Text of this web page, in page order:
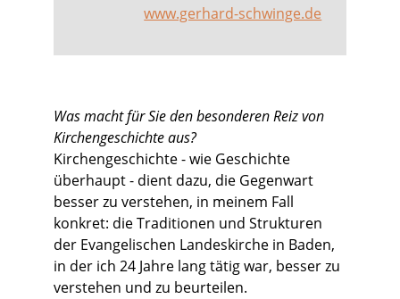
www.gerhard-schwinge.de
Was macht für Sie den besonderen Reiz von
Kirchengeschichte aus?
Kirchengeschichte - wie Geschichte
überhaupt - dient dazu, die Gegenwart
besser zu verstehen, in meinem Fall
konkret: die Traditionen und Strukturen
der Evangelischen Landeskirche in Baden,
in der ich 24 Jahre lang tätig war, besser zu
verstehen und zu beurteilen.